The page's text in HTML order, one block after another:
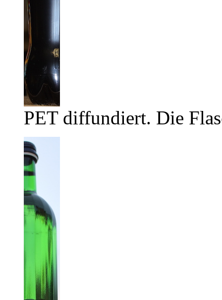
PET diffundiert. Die